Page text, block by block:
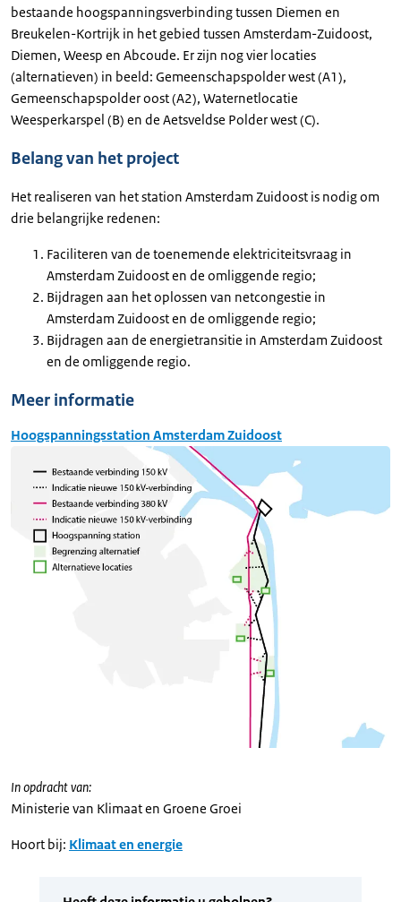
bestaande hoogspanningsverbinding tussen Diemen en
Breukelen-Kortrijk in het gebied tussen Amsterdam-Zuidoost,
Diemen, Weesp en Abcoude. Er zijn nog vier locaties
(alternatieven) in beeld: Gemeenschapspolder west (A1),
Gemeenschapspolder oost (A2), Waternetlocatie
Weesperkarspel (B) en de Aetsveldse Polder west (C).
Belang van het project
Het realiseren van het station Amsterdam Zuidoost is nodig om
drie belangrijke redenen:
Faciliteren van de toenemende elektriciteitsvraag in
Amsterdam Zuidoost en de omliggende regio;
Bijdragen aan het oplossen van netcongestie in
Amsterdam Zuidoost en de omliggende regio;
Bijdragen aan de energietransitie in Amsterdam Zuidoost
en de omliggende regio.
Meer informatie
Hoogspanningsstation Amsterdam Zuidoost
In opdracht van:
Ministerie van Klimaat en Groene Groei
Hoort bij: Klimaat en energie